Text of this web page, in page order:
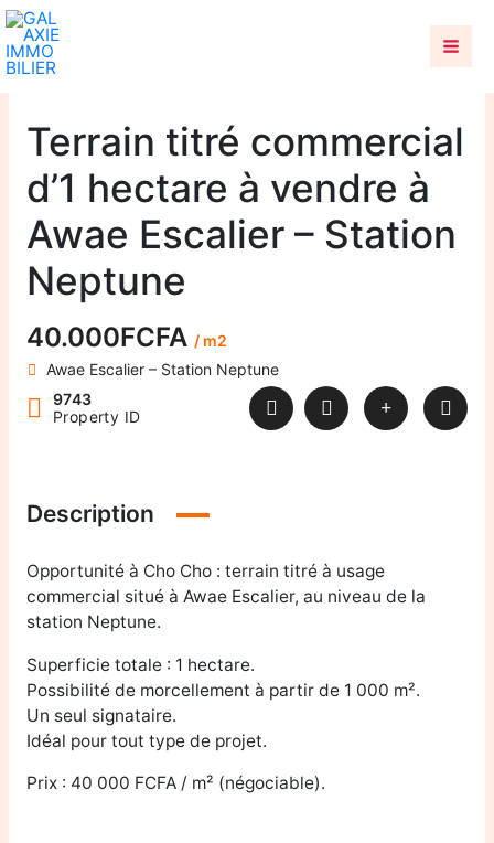
Aller
contenu
Terrain titré commercial
d’1 hectare à vendre à
Awae Escalier – Station
Neptune
40.000FCFA / m2
Awae Escalier – Station Neptune
9743
Property ID
Description
Opportunité à Cho Cho : terrain titré à usage
commercial situé à Awae Escalier, au niveau de la
station Neptune.
Superficie totale : 1 hectare.
Possibilité de morcellement à partir de 1 000 m².
Un seul signataire.
Idéal pour tout type de projet.
Prix : 40 000 FCFA / m² (négociable).